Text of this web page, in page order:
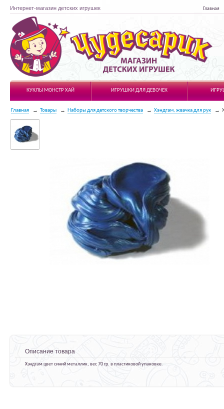
Интернет-магазин детских игрушек Главная
Чудесарик
КУКЛЫ МОНСТР ХАЙ
ИГРУШКИ ДЛЯ ДЕВОЧЕК
Главная Товары Наборы для детского творчества Хэндгам, жвачка для рук
Описание товара
Хэндгам цвет синий металлик, вес 70 гр. в пластиковой упаковке.